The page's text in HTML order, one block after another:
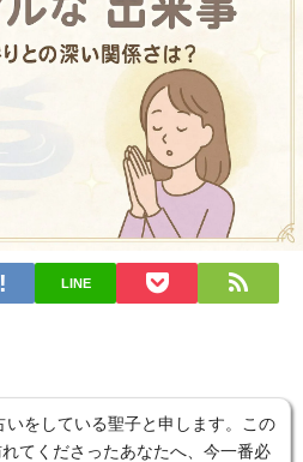
LINE
いをしている聖子と申します。この
てくださったあなたへ、今一番必